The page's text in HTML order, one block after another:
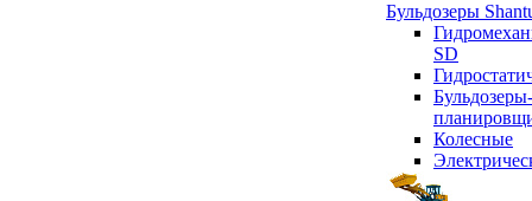
Бульдозеры
SD
Бульдозеры-
Колесные